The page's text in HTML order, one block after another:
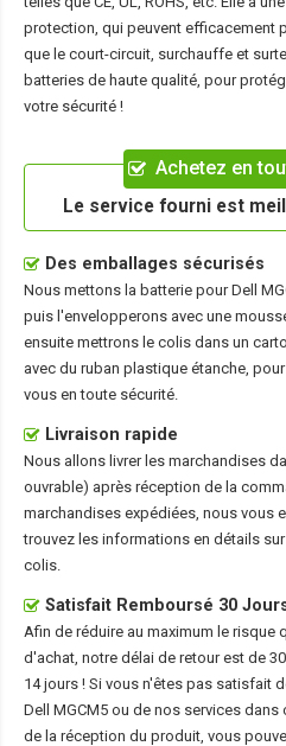
protection, qui peuvent efficacement
que le court-circuit, surchauffe et
batteries de haute qualité, pour
votre sécurité !
Achetez en
Le service fourni est
Des emballages sécurisés
Nous mettons la batterie pour Dell
puis l'envelopperons avec une
ensuite mettrons le colis dans un
avec du ruban plastique étanche,
vous en toute sécurité.
Livraison rapide
Nous allons livrer les marchandises
ouvrable) après réception de la
marchandises expédiées, nous vous
trouvez les informations en détails
colis.
Satisfait Remboursé 30
Afin de réduire au maximum le risque
d'achat, notre délai de retour est de
14 jours ! Si vous n'êtes pas satisfait
Dell MGCM5 ou de nos services dans
de la réception du produit, vous